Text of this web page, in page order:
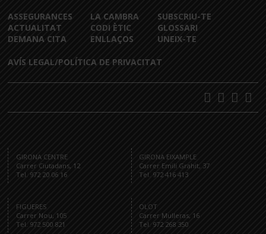
ASSEGURANCES
ACTUALITAT
DEMANA CITA
LA CAMBRA
CODI ÈTIC
ENLLAÇOS
SUBSCRIU-TE
GLOSSARI
UNEIX-TE
AVÍS LEGAL/POLÍTICA DE PRIVACITAT
GIRONA CENTRE
Carrer Ciutadans, 12
Tel. 972 20 06 16
GIRONA EIXAMPLE
Carrer Emili Grahit, 37
Tel. 972 416 413
FIGUERES
Carrer Nou, 105
Tel. 972 500 821
OLOT
Carrer Mulleras, 16
Tel. 972 268 350